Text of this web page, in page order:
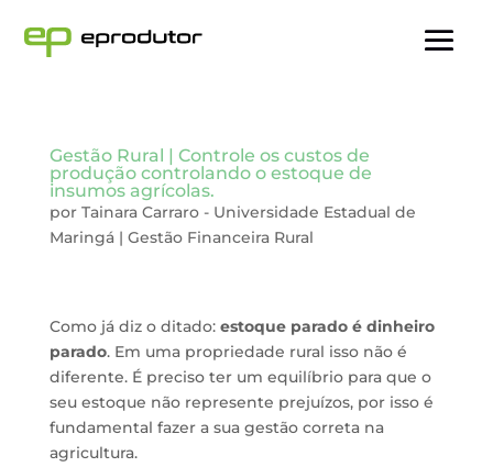
Gestão Rural | Controle os custos de
produção controlando o estoque de
insumos agrícolas.
por Tainara Carraro - Universidade Estadual de
Maringá| Gestão Financeira Rural
Como já diz o ditado: estoque parado é dinheiro
parado. Em uma propriedade rural isso não é
diferente. É preciso ter um equilíbrio para que o
seu estoque não represente prejuízos, por isso é
fundamental fazer a sua gestão correta na
agricultura.